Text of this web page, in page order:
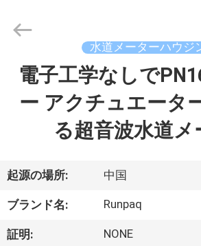
ダ
ク
ト
2026
Shanghai
Reserved.
水道メーターハウジ
電子工学なしで
ー アクチュエータ
る超音波水道メ
起源の場所: 中国
ブランド名: Runpaq
証明: NONE